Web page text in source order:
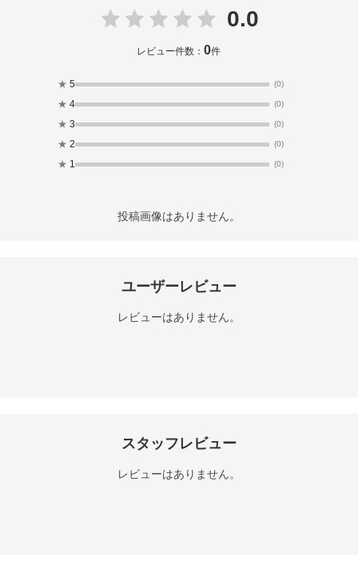
0.0
レビュー件数：0件
★ 5 (0)
★ 4 (0)
★ 3 (0)
★ 2 (0)
★ 1 (0)
投稿画像はありません。
ユーザーレビュー
レビューはありません。
スタッフレビュー
レビューはありません。